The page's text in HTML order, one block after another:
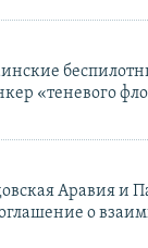
«теневого
Аравия и
о